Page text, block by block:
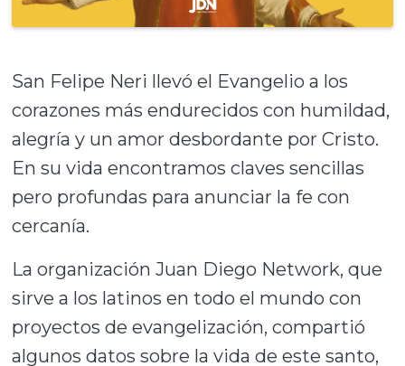
San Felipe Neri llevó el Evangelio a los
corazones más endurecidos con humildad,
alegría y un amor desbordante por Cristo.
En su vida encontramos claves sencillas
pero profundas para anunciar la fe con
cercanía.
La organización Juan Diego Network, que
sirve a los latinos en todo el mundo con
proyectos de evangelización, compartió
algunos datos sobre la vida de este santo,